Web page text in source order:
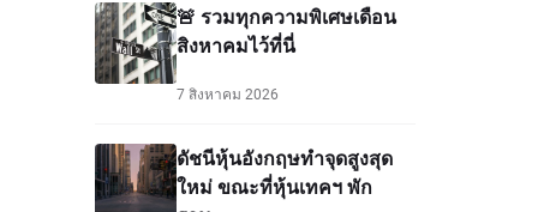
🚨 รวมทุกความพิเศษเดือน
สิงหาคมไว้ที่นี่
7 สิงหาคม 2026
ดัชนีหุ้นอังกฤษทำจุดสูงสุด
ใหม่ ขณะที่หุ้นเทคฯ พัก